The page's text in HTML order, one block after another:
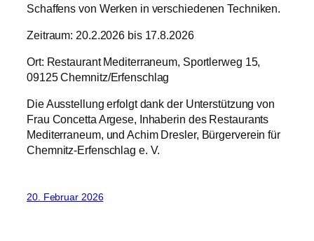
Schaffens von Werken in verschiedenen Techniken.
Zeitraum: 20.2.2026 bis 17.8.2026
Ort: Restaurant Mediterraneum, Sportlerweg 15,
09125 Chemnitz/Erfenschlag
Die Ausstellung erfolgt dank der Unterstützung von
Frau Concetta Argese, Inhaberin des Restaurants
Mediterraneum, und Achim Dresler, Bürgerverein für
Chemnitz-Erfenschlag e. V.
20. Februar 2026